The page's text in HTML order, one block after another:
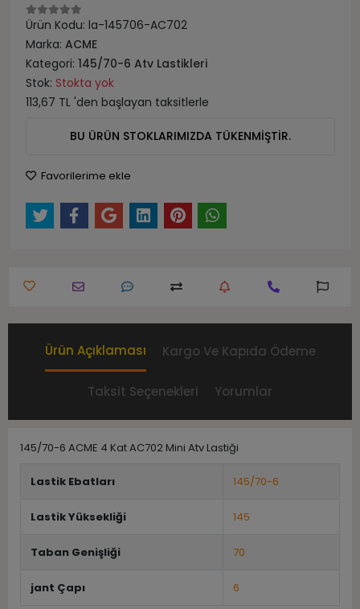
Ürün Kodu: la-145706-AC702
Marka: ACME
Kategori: 145/70-6 Atv Lastikleri
Stok: Stokta yok
113,67 TL 'den başlayan taksitlerle
BU ÜRÜN STOKLARIMIZDA TÜKENMİŞTİR.
Favorilerime ekle
Ürün Açıklaması Kargo Ve Kapıda Ödeme
Taksit Seçenekleri Yorumlar
145/70-6 ACME 4 Kat AC702 Mini Atv Lastiği
Lastik Ebatları 145/70-6
Lastik Yüksekliği 145
Taban Genişliği 70
jant Çapı 6